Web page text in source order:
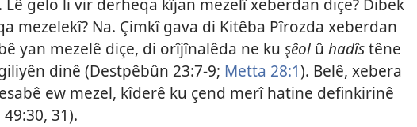
Lê gelo li vir derheqa kîjan mezelî xeberdan diçe? Dibek
mezelekî? Na. Çimkî gava di Kitêba Pîrozda xeberdan
yan mezelê diçe, di orîjînalêda ne ku şêolû hadîstêne
dinê (Destpêbûn 23:7-9; Metta 28:1). Belê, xebera
ew mezel, kîderê ku çend merî hatine definkirinê
31).